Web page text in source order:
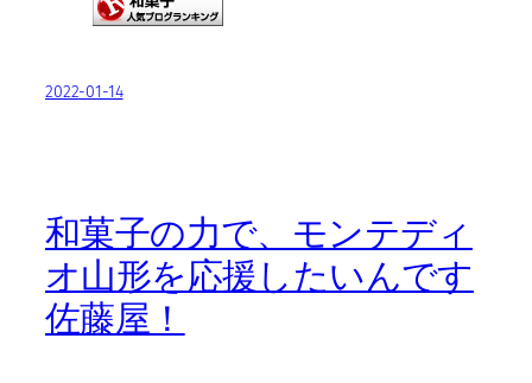
2022-01-14
和菓子の力で、モンテディ
オ山形を応援したいんです
佐藤屋！